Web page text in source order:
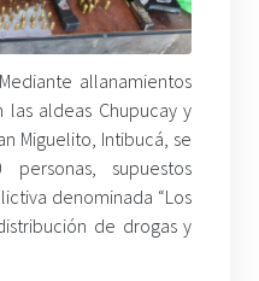
Mediante allanamientos
aldeas Chupucay y
Miguelito, Intibucá, se
supuestos
denominada “Los
de drogas y